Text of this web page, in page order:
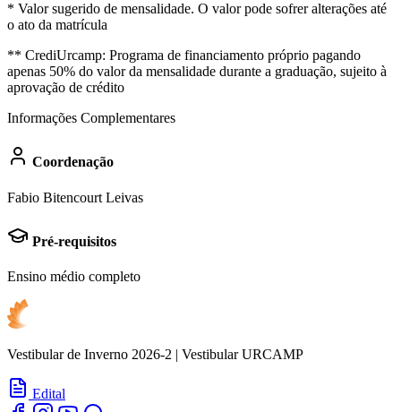
* Valor sugerido de mensalidade. O valor pode sofrer alterações até
o ato da matrícula
** CrediUrcamp: Programa de financiamento próprio pagando
apenas 50% do valor da mensalidade durante a graduação, sujeito à
aprovação de crédito
Informações Complementares
Coordenação
Fabio Bitencourt Leivas
Pré-requisitos
Ensino médio completo
Vestibular de Inverno 2026-2 | Vestibular URCAMP
Edital